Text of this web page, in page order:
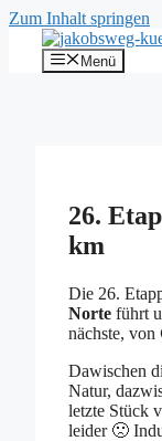
Zum Inhalt springen
Menü
26.
km
Die 26.
Norte führt
nächste, von
Dawischen
Natur,
letzte Stück
leider 🙁